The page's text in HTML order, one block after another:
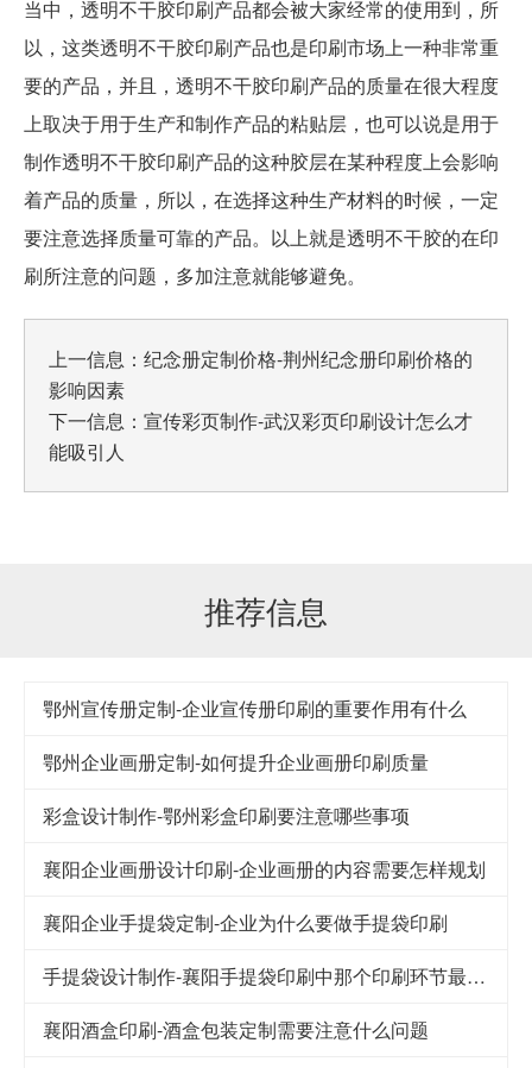
当中，透明不干胶印刷产品都会被大家经常的使用到，所
以，这类透明不干胶印刷产品也是印刷市场上一种非常重
要的产品，并且，透明不干胶印刷产品的质量在很大程度
上取决于用于生产和制作产品的粘贴层，也可以说是用于
制作透明不干胶印刷产品的这种胶层在某种程度上会影响
着产品的质量，所以，在选择这种生产材料的时候，一定
要注意选择质量可靠的产品。以上就是透明不干胶的在印
刷所注意的问题，多加注意就能够避免。
上一信息： 纪念册定制价格-荆州纪念册印刷价格的
影响因素
下一信息： 宣传彩页制作-武汉彩页印刷设计怎么才
能吸引人
推荐信息
鄂州宣传册定制-企业宣传册印刷的重要作用有什么
鄂州企业画册定制-如何提升企业画册印刷质量
彩盒设计制作-鄂州彩盒印刷要注意哪些事项
襄阳企业画册设计印刷-企业画册的内容需要怎样规划
襄阳企业手提袋定制-企业为什么要做手提袋印刷
手提袋设计制作-襄阳手提袋印刷中那个印刷环节最重要
襄阳酒盒印刷-酒盒包装定制需要注意什么问题